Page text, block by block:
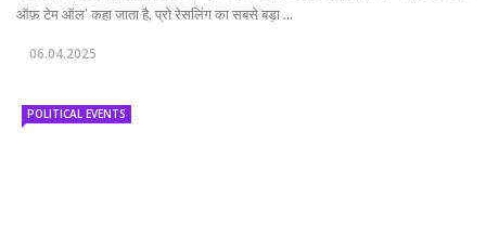
ऑफ़ टेम ऑल’ कहा जाता है, प्रो रेसलिंग का सबसे बड़ा ...
06.04.2025
POLITICAL EVENTS